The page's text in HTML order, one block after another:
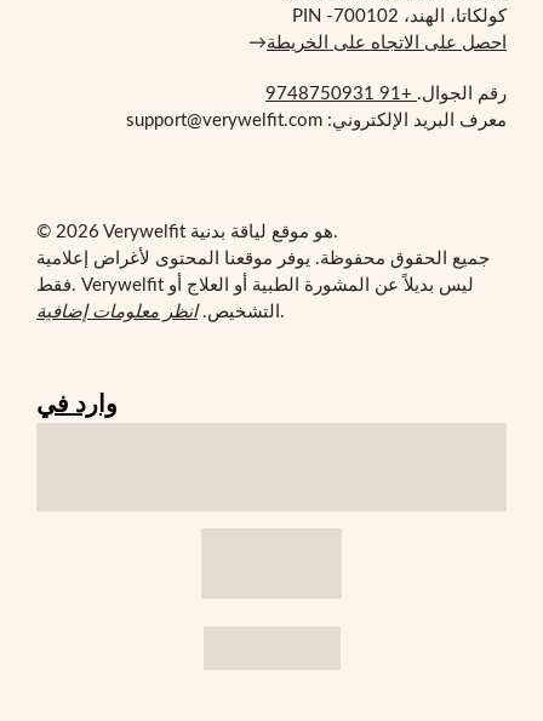
كولكاتا، الهند، PIN -700102
احصل على الاتجاه على الخريطة→
رقم الجوال. +91 9748750931
معرف البريد الإلكتروني: support@verywelfit.com
© 2026 Verywelfit هو موقع لياقة بدنية.
جميع الحقوق محفوظة. يوفر موقعنا المحتوى لأغراض إعلامية
فقط. Verywelfit ليس بديلاً عن المشورة الطبية أو العلاج أو
التشخيص.انظر معلومات إضافية .
وارد في